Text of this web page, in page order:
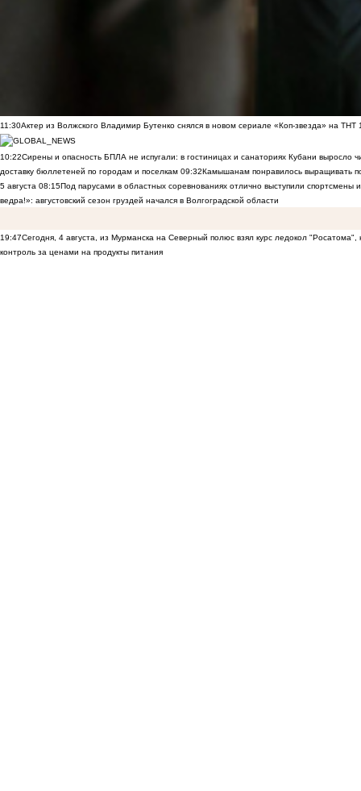
11:30Актер из Волжского Владимир Бутенко снялся в новом сериале «Коп-звезда» на ТНТ
10:22Сирены и опасность БПЛА не испугали: в гостиницах и санаториях Кубани выросло
доставку бюллетеней по городам и поселкам 09:32Камышанам понравилось выращивать
5 августа 08:15Под парусами в областных соревнованиях отлично выступили спортсмены
ведра!»: августовский сезон груздей начался в Волгоградской области
19:47Сегодня, 4 августа, из Мурманска на Северный полюс взял курс ледокол
контроль за ценами на продукты питания